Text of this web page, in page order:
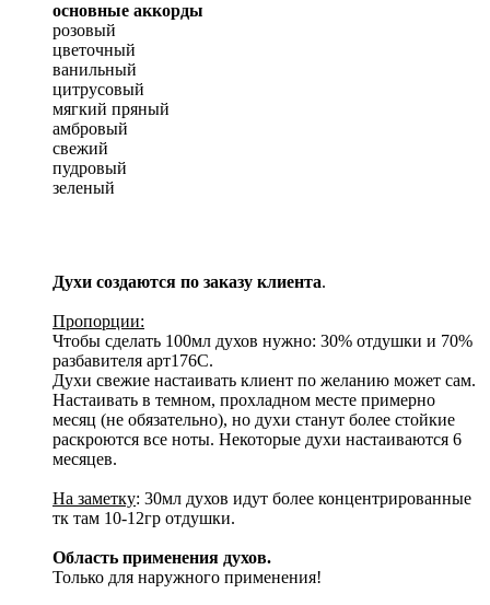
основные аккорды
розовый
цветочный
ванильный
цитрусовый
мягкий пряный
амбровый
свежий
пудровый
зеленый
Духи создаются по заказу клиента.
Пропорции:
Чтобы сделать 100мл духов нужно: 30% отдушки и 70%
разбавителя арт176С.
Духи свежие настаивать клиент по желанию может сам.
Настаивать в темном, прохладном месте примерно
месяц (не обязательно), но духи станут более стойкие
раскроются все ноты. Некоторые духи настаиваются 6
месяцев.
На заметку: 30мл духов идут более концентрированные
тк там 10-12гр отдушки.
Область применения духов.
Только для наружного применения!